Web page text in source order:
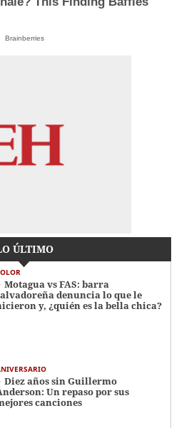
Brainberries
ÚLTIMO
Motagua vs FAS: barra
denuncia lo que le
y, ¿quién es la bella chica?
Diez años sin Guillermo
Un repaso por sus
canciones